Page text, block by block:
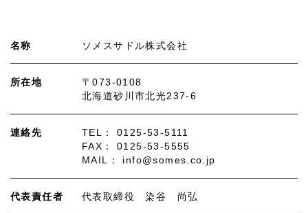
名称 ソメスサドル株式会社
所在地
〒073-0108
北海道砂川市北光237-6
連絡先
TEL： 0125-53-5111
FAX： 0125-53-5555
MAIL： info@somes.co.jp
代表責任者 代表取締役 染谷 尚弘